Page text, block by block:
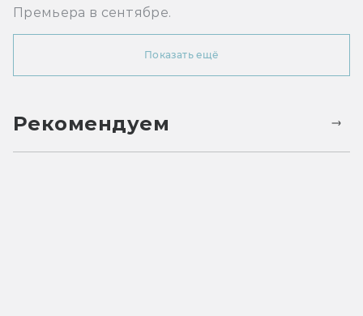
Премьера в сентябре.
Показать ещё
Рекомендуем